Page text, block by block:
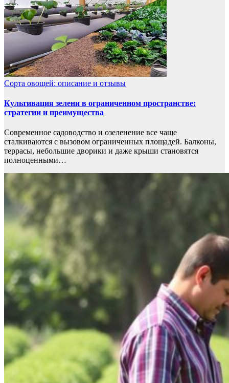
Сорта овощей: описание и отзывы
Культивация зелени в ограниченном пространстве:
стратегии и преимущества
Современное садоводство и озеленение все чаще
сталкиваются с вызовом ограниченных площадей. Балконы,
террасы, небольшие дворики и даже крыши становятся
полноценными…